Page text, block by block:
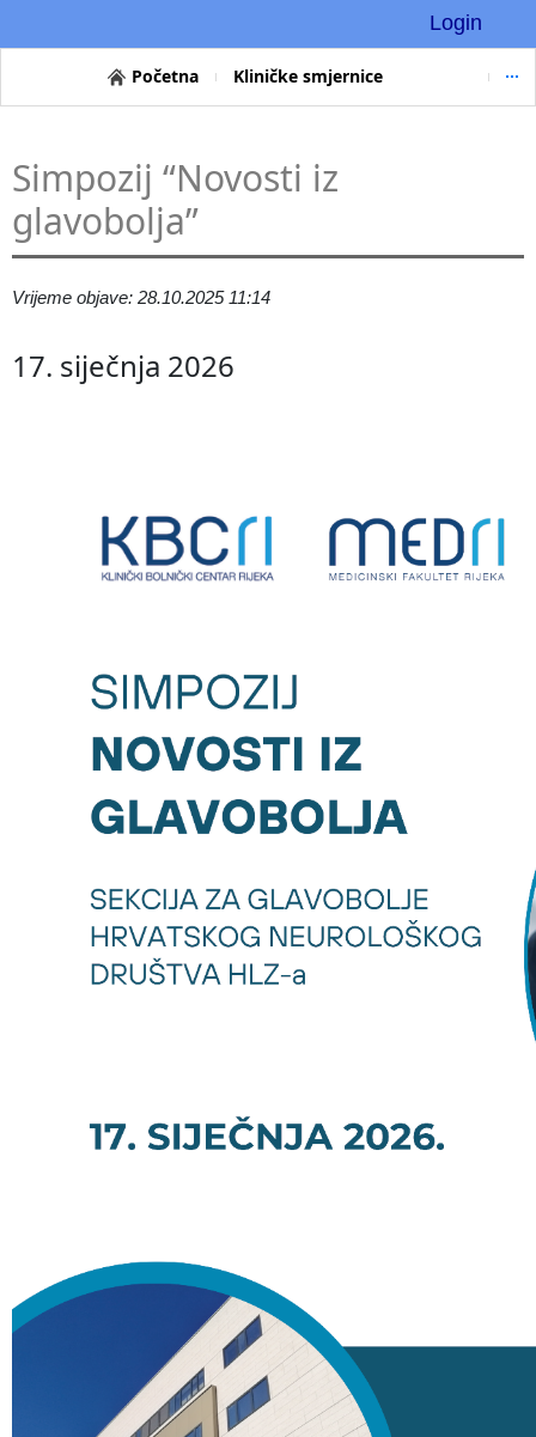
Login
Početna Kliničke smjernice
Simpozij “Novosti iz
glavobolja”
Vrijeme objave: 28.10.2025 11:14
17. siječnja 2026